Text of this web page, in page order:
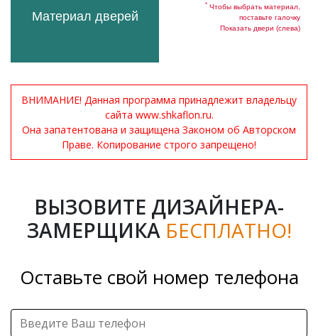
Материал дверей
* Чтобы выбрать материал,
поставьте галочку
Показать двери (слева)
ВНИМАНИЕ! Данная программа принадлежит владельцу
сайта www.shkaflon.ru.
Она запатентована и защищена Законом об Авторском
Праве. Копирование строго запрещено!
ВЫЗОВИТЕ ДИЗАЙНЕРА-
ЗАМЕРЩИКА БЕСПЛАТНО!
Оставьте свой номер телефона